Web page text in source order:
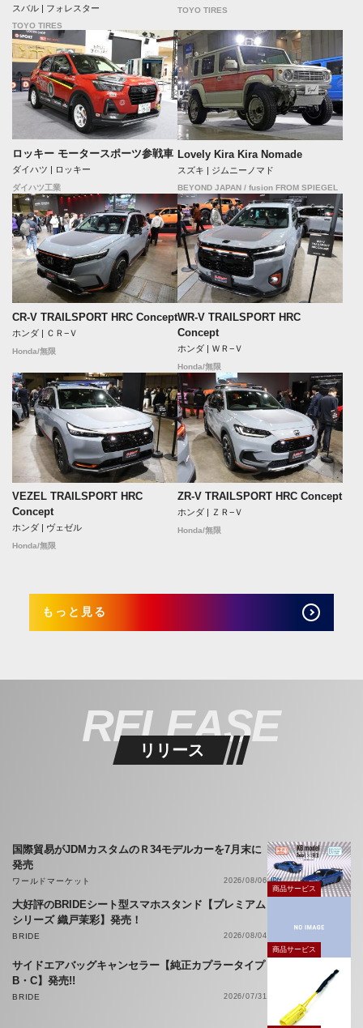
スバル | フォレスター
TOYO TIRES
TOYO TIRES
ロッキー モータースポーツ参戦車
ダイハツ | ロッキー
ダイハツ工業
Lovely Kira Kira Nomade
スズキ | ジムニーノマド
BEYOND JAPAN / fusion FROM SPIEGEL
CR-V TRAILSPORT HRC Concept
ホンダ | ＣＲ−Ｖ
Honda/無限
WR-V TRAILSPORT HRC
Concept
ホンダ | ＷＲ−Ｖ
Honda/無限
VEZEL TRAILSPORT HRC
Concept
ホンダ | ヴェゼル
Honda/無限
ZR-V TRAILSPORT HRC Concept
ホンダ | ＺＲ−Ｖ
Honda/無限
もっと見る
RELEASE
リリース
国際貿易がJDMカスタムのＲ34モデルカーを7月末に
発売
ワールドマーケット
2026/08/06
商品サービス
大好評のBRIDEシート型スマホスタンド【プレミアム
シリーズ 織戸茉彩】発売！
BRIDE
2026/08/04
商品サービス
サイドエアバッグキャンセラー【純正カプラータイプ
B・C】発売!!
BRIDE 2026/07/31